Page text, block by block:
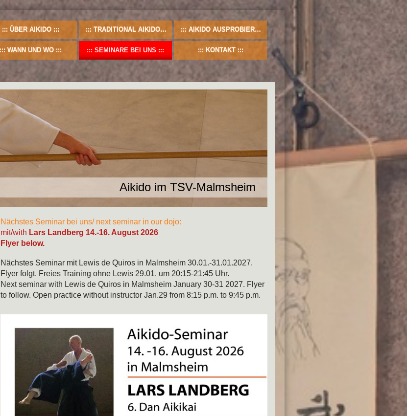
ÜBER AIKIDO TRADITIONAL AIKIDO AIKIDO AUSPROBIEREN!
WANN UND WO SEMINARE BEI UNS KONTAKT
Aikido im TSV-Malmsheim
Nächstes Seminar bei uns/ next seminar in our dojo:
mit/with Lars Landberg 14.-16. August 2026
Flyer below.
Nächstes Seminar mit Lewis de Quiros in Malmsheim 30.01.-31.01.2027.
Flyer folgt. Freies Training ohne Lewis 29.01. um 20:15-21:45 Uhr.
Next seminar with Lewis de Quiros in MalmsheimJanuary 30-31 2027. Flyer
to follow.Open practice without instructor Jan.29 from 8:15 p.m. to 9:45 p.m.